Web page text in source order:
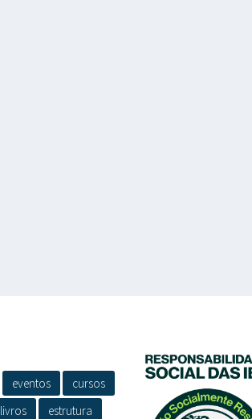
eventos
cursos
livros
estrutura